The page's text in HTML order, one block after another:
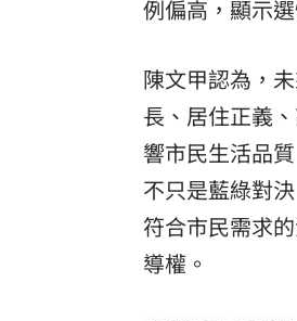
例偏高，顯示
陳文甲認為，
長、居住正義
響市民生活品
不只是藍綠對
符合市民需求
導權。